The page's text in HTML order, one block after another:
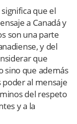
que el
a Canadá y
son una parte
y del
que
sino que además
poder al mensaje
del respeto
y a la